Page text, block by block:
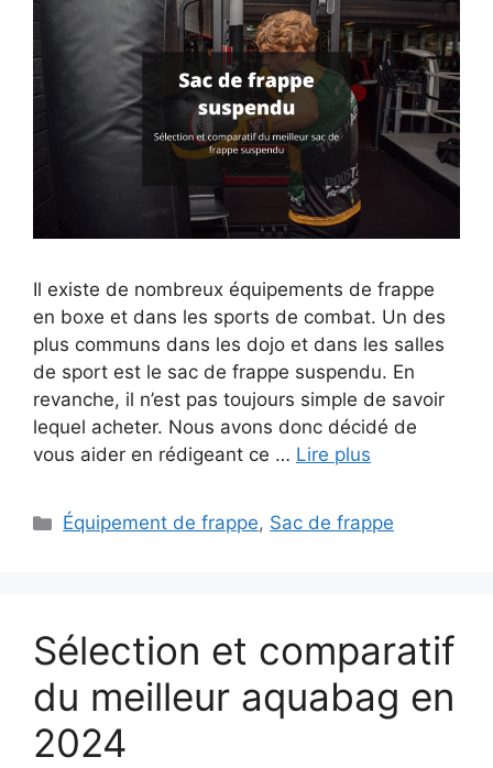
Il existe de nombreux équipements de frappe
en boxe et dans les sports de combat. Un des
plus communs dans les dojo et dans les salles
de sport est le sac de frappe suspendu. En
revanche, il n’est pas toujours simple de savoir
lequel acheter. Nous avons donc décidé de
vous aider en rédigeant ce … Lire plus
Catégories
Équipement de frappe, Sac de frappe
Sélection et comparatif
du meilleur aquabag en
2024